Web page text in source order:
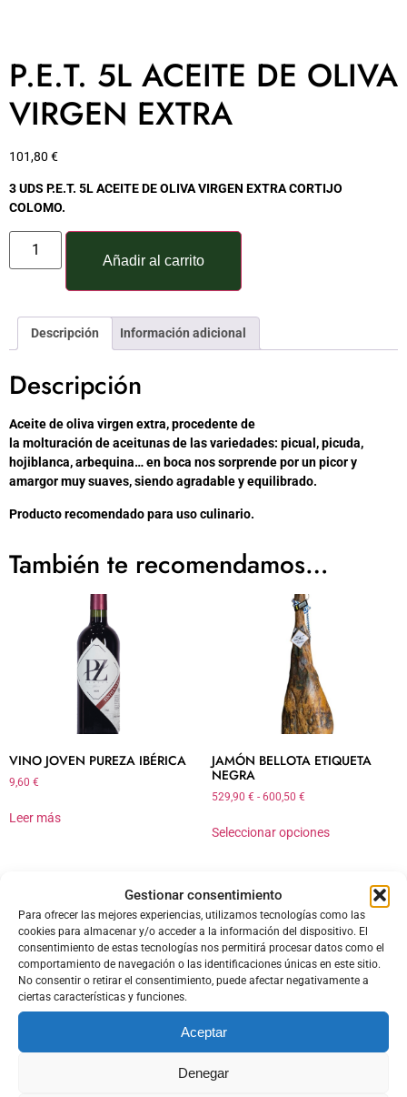
Gestionar consentimiento
Para ofrecer las mejores experiencias, utilizamos tecnologías como las
cookies para almacenar y/o acceder a la información del dispositivo. El
consentimiento de estas tecnologías nos permitirá procesar datos como el
comportamiento de navegación o las identificaciones únicas en este sitio.
No consentir o retirar el consentimiento, puede afectar negativamente a
ciertas características y funciones.
Aceptar
Denegar
P.E.T. 5L ACEITE DE OLIVA
VIRGEN EXTRA
101,80 €
3 UDS P.E.T. 5L ACEITE DE OLIVA VIRGEN EXTRA CORTIJO
COLOMO.
Añadir al carrito
Descripción Información adicional
Descripción
Aceite de oliva virgen extra, procedente de
la molturación de aceitunas de las variedades: picual, picuda,
hojiblanca, arbequina… en boca nos sorprende por un picor y
amargor muy suaves, siendo agradable y equilibrado.
Producto recomendado para uso culinario.
También te recomendamos…
VINO JOVEN PUREZA IBÉRICA
9,60 €
Leer más
JAMÓN BELLOTA ETIQUETA
NEGRA
529,90 € - 600,50 €
Seleccionar opciones
Productos relacionados